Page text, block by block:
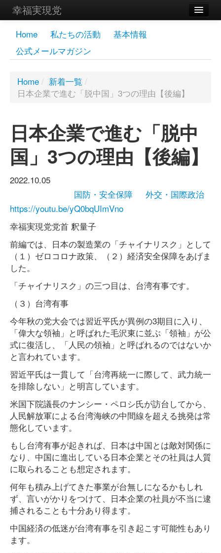
幸福実現党
メンバーズページ
党員
お問い合わせ
Home 私たちの活動
基本情報
公式メールマガジン
Home / 新着一覧 /
日本企業で進む「脱中国」3つの理由【後編】
日本企業で進む「脱中
国」3つの理由【後編】
2022.10.05
国防・安全保障
外交・国際政治
https://youtu.be/yQ0bqUImVno
幸福実現党党首 釈量子
前編では、日本の製造業の「チャイナリスク」として
（１）ゼロコロナ政策、（２）経済安全保障をあげま
した。
「チャイナリスク」の三つ目は、台湾有事です。
（３）台湾有事
今年秋の党大会では習近平氏が異例の3期目に入り、
「偉大な領袖」と呼ばれた毛沢東に並ぶ「領袖」が公
式に復活し、「人民の領袖」と呼ばれるのではないか
と言われています。
習近平氏は一貫して「台湾再統一に際して、武力統一
を排除しない」と明言しています。
米国下院議長のナンシー・ペロシ氏が訪台してから、
人民解放軍による台湾海峡の中間線を超える挑発は常
態化しています。
もし台湾有事が起きれば、日本は中国とは敵対関係に
なり、中国に進出している日本企業とその社員は人質
に取られることも想定されます。
何年も積み上げてきた事業が台無しになるかもしれ
ず、言いがかりをつけて、日本企業の社員が不当に逮
捕されることも十分あり得ます。
中国経済の低迷が台湾有事を引き起こす可能性もあり
ます。